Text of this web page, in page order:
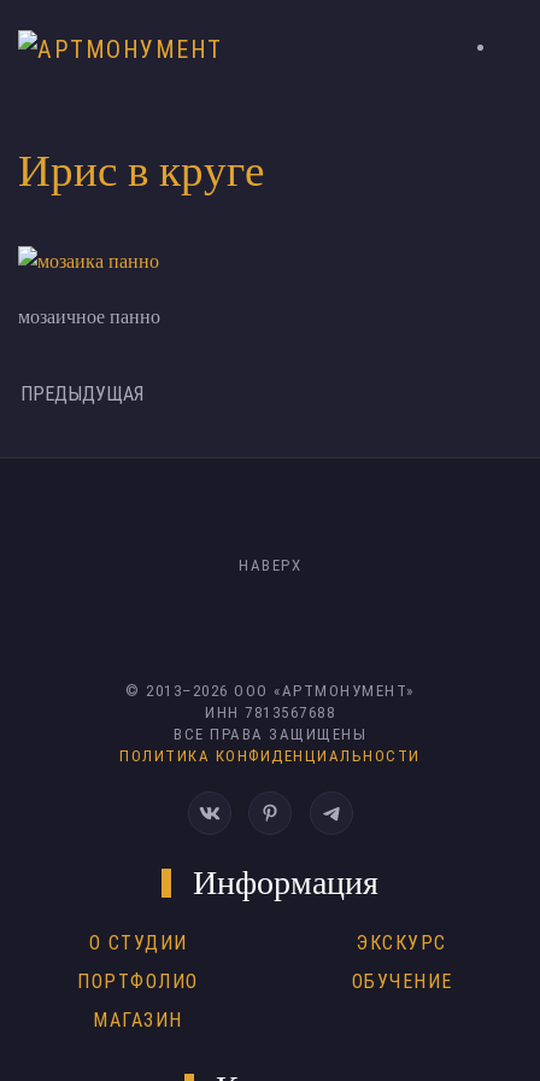
Ирис в круге
мозаичное панно
ПРЕДЫДУЩАЯ
НАВЕРХ
© 2013– 2026 ООО «АРТМОНУМЕНТ»
ИНН 7813567688
ВСЕ ПРАВА ЗАЩИЩЕНЫ
ПОЛИТИКА КОНФИДЕНЦИАЛЬНОСТИ
Информация
О СТУДИИ
ПОРТФОЛИО
МАГАЗИН
ЭКСКУРС
ОБУЧЕНИЕ